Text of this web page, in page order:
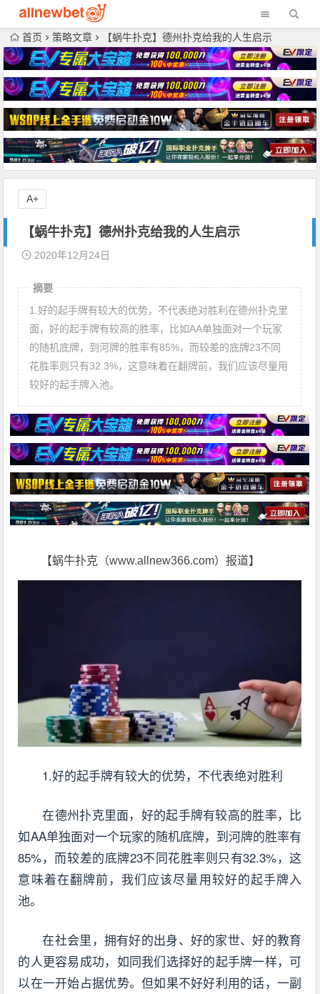
首页 策略文章 【蜗牛扑克】德州扑克给我的人生启示
【蜗牛扑克】德州扑克给我的人生启示
2020年12月24日
摘要
1.好的起手牌有较大的优势，不代表绝对胜利在德州扑克里
面，好的起手牌有较高的胜率，比如AA单独面对一个玩家
的随机底牌，到河牌的胜率有85%，而较差的底牌23不同
花胜率则只有32.3%，这意味着在翻牌前，我们应该尽量用
较好的起手牌入池。
【蜗牛扑克（www.allnew366.com）报道】
1.好的起手牌有较大的优势，不代表绝对胜利
在德州扑克里面，好的起手牌有较高的胜率，比
如AA单独面对一个玩家的随机底牌，到河牌的胜率有
85%，而较差的底牌23不同花胜率则只有32.3%，这
意味着在翻牌前，我们应该尽量用较好的起手牌入
池。
在社会里，拥有好的出身、好的家世、好的教育
的人更容易成功，如同我们选择好的起手牌一样，可
以在一开始占据优势。但如果不好好利用的话，一副
A+